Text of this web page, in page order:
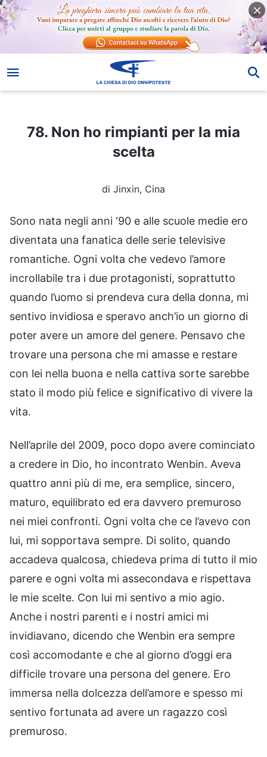
78. Non ho rimpianti per la mia scelta
78. Non ho rimpianti per la mia
scelta
di Jinxin, Cina
Sono nata negli anni ‘90 e alle scuole medie ero
diventata una fanatica delle serie televisive
romantiche. Ogni volta che vedevo l’amore
incrollabile tra i due protagonisti, soprattutto
quando l’uomo si prendeva cura della donna, mi
sentivo invidiosa e speravo anch’io un giorno di
poter avere un amore del genere. Pensavo che
trovare una persona che mi amasse e restare
con lei nella buona e nella cattiva sorte sarebbe
stato il modo più felice e significativo di vivere la
vita.
Nell’aprile del 2009, poco dopo avere cominciato
a credere in Dio, ho incontrato Wenbin. Aveva
quattro anni più di me, era semplice, sincero,
maturo, equilibrato ed era davvero premuroso
nei miei confronti. Ogni volta che ce l’avevo con
lui, mi sopportava sempre. Di solito, quando
accadeva qualcosa, chiedeva prima di tutto il mio
parere e ogni volta mi assecondava e rispettava
le mie scelte. Con lui mi sentivo a mio agio.
Anche i nostri parenti e i nostri amici mi
invidiavano, dicendo che Wenbin era sempre
così accomodante e che al giorno d’oggi era
difficile trovare una persona del genere. Ero
immersa nella dolcezza dell’amore e spesso mi
sentivo fortunata ad avere un ragazzo così
premuroso.